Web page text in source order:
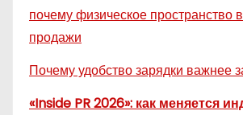
почему физическое пространство
продажи
Почему удобство зарядки важнее
«Inside PR 2026»: как меняется